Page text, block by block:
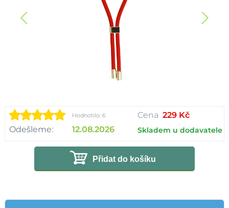
Hodnotilo: 6
Odešleme: 12.08.2026
Cena 229 Kč
Skladem u dodavatele
Přidat do košíku